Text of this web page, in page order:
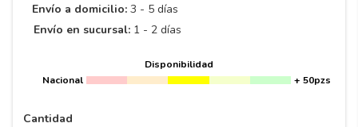
Envío a domicilio: 3 - 5 días
Envío en sucursal: 1 - 2 días
Disponibilidad
Nacional
+ 50pzs
Cantidad